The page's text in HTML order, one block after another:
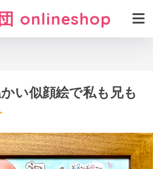
onlineshop
い似顔絵で私も兄も